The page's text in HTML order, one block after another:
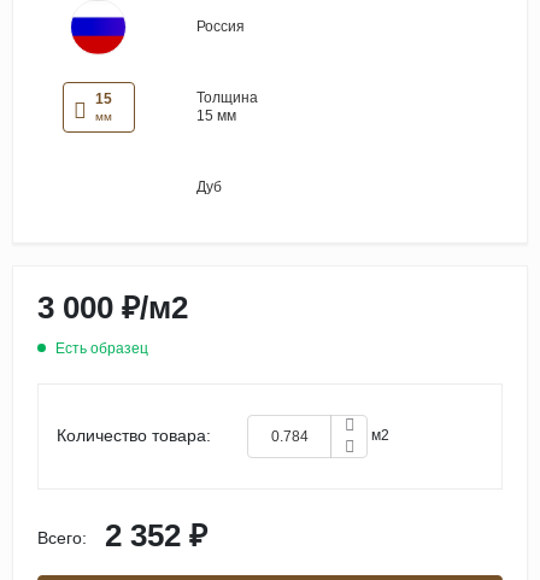
Россия
15
мм
Толщина
15 мм
Дуб
3 000 ₽/м2
Есть образец
Количество товара: м2
Всего: 2 352 ₽